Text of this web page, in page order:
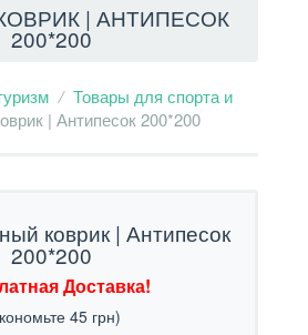
| АНТИПЕСОК
200*200
Товары для спорта и
| Антипесок 200*200
коврик | Антипесок
200*200
Доставка!
45 грн)